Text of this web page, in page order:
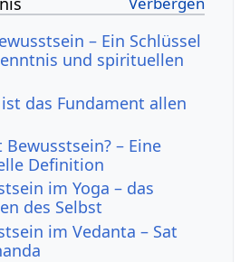
– Ein Schlüssel
und spirituellen
das Fundament allen
Bewusstsein? – Eine
Definition
im Yoga – das
des Selbst
im Vedanta – Sat